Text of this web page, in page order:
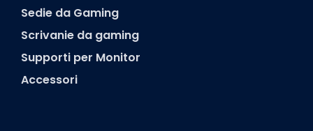
Sedie da Gaming
Scrivanie da gaming
Supporti per Monitor
Accessori